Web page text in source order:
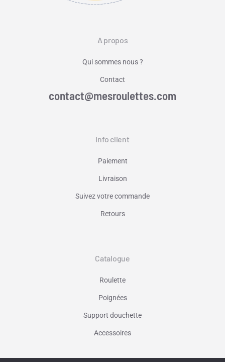
A propos
Qui sommes nous ?
Contact
contact@mesroulettes.com
Info client
Paiement
Livraison
Suivez votre commande
Retours
Catalogue
Roulette
Poignées
Support douchette
Accessoires